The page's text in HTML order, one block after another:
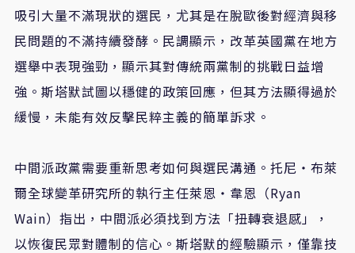
吸引大量不滿現狀的選民，尤其是在脫歐後對經濟與移
民問題的不滿持續發酵。民調顯示，改革英國黨在地方
選舉中表現強勁，顯示其對傳統兩黨制的挑戰日益增
強。斯塔默試圖以穩健的政策回應，但其方法顯得過於
緩慢，未能有效反擊民粹主義的簡單訴求。
中間派政黨需要重新思考如何與選民溝通。托尼・布萊
爾全球變革研究所的執行主任萊恩・韋恩（Ryan
Wain）指出，中間派必須找到方法「扭轉衰退感」，
以恢復民眾對體制的信心。斯塔默的經驗顯示，僅靠技